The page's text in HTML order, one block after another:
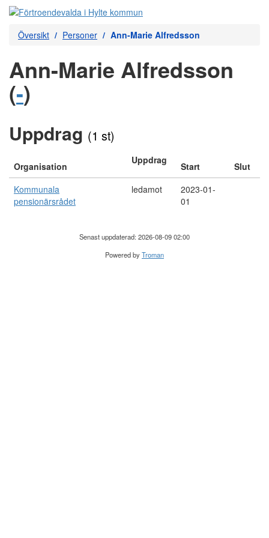
Översikt Personer Ann-Marie Alfredsson
Ann-Marie Alfredsson
(-)
Uppdrag (1 st)
Organisation
Uppdrag
Start
Slut
Kommunala
pensionärsrådet
ledamot
2023-01-
01
Senast uppdaterad: 2026-08-09 02:00
Powered byTroman